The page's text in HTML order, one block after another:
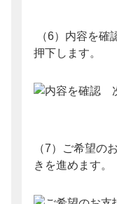
（6）内容を確
押下します。
（7）ご希望の
きを進めます。